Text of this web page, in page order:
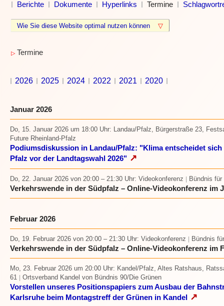
Berichte Dokumente Hyperlinks Termine
Wie Sie diese Website optimal nutzen können ▽
▷ Termine
2026 2025 2024 2022 2021 2020
Januar 2026
Do, 15. Januar 2026 um 18:00 Uhr: Landau/Pfalz, Bürgerstraße 23,
Future Rheinland-Pfalz
Podiumsdiskussion in Landau/Pfalz: "Klima entscheidet
Pfalz vor der Landtagswahl 2026" ↗
Do, 22. Januar 2026 von 20:00 – 21:30 Uhr: Videokonferenz Bündnis
Verkehrswende in der Südpfalz – Online-Videokonferenz im
Februar 2026
Do, 19. Februar 2026 von 20:00 – 21:30 Uhr: Videokonferenz Bündnis
Verkehrswende in der Südpfalz – Online-Videokonferenz im
Mo, 23. Februar 2026 um 20:00 Uhr: Kandel/Pfalz, Altes Ratshaus,
61
Ortsverband Kandel von Bündnis 90/Die Grünen
Vorstellen unseres Positionspapiers zum Ausbau der
Karlsruhe beim Montagstreff der Grünen in Kandel
↗